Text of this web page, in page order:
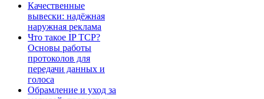
Качественные
вывески: надёжная
наружная реклама
Что такое IP TCP?
Основы работы
протоколов для
передачи данных и
голоса
Обрамление и уход за